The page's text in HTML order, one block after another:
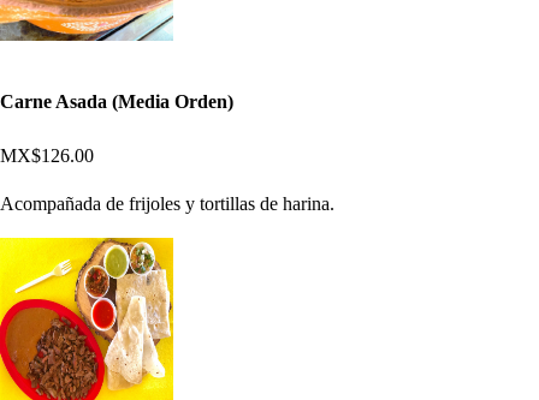
Carne Asada (Media Orden)
MX$126.00
Acompañada de frijoles y tortillas de harina.